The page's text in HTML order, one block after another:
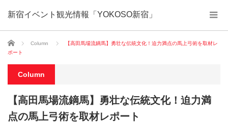
新宿イベント観光情報「YOKOSO新宿」
ホーム Column
【高田馬場流鏑馬】勇壮な伝統文化！迫力満点の馬上弓術を取材レ
ポート
Column
【高田馬場流鏑馬】勇壮な伝統文化！迫力満
点の馬上弓術を取材レポート